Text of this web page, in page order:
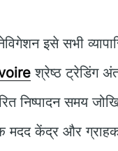
इसे सभी
श्रेष्ठ ट्रेडिंग
निष्पादन समय
मदद केंद्र और